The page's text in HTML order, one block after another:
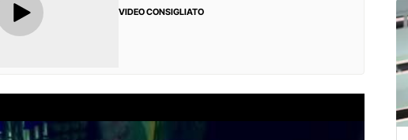
VIDEO CONSIGLIATO